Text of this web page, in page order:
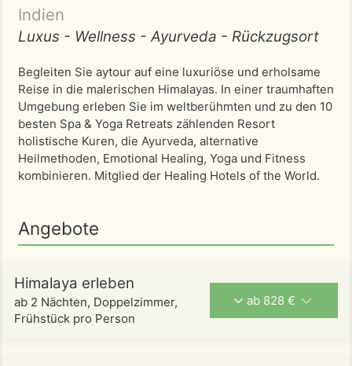
Indien
Luxus - Wellness - Ayurveda - Rückzugsort
Begleiten Sie aytour auf eine luxuriöse und erholsame
Reise in die malerischen Himalayas. In einer traumhaften
Umgebung erleben Sie im weltberühmten und zu den 10
besten Spa & Yoga Retreats zählenden Resort
holistische Kuren, die Ayurveda, alternative
Heilmethoden, Emotional Healing, Yoga und Fitness
kombinieren. Mitglied der Healing Hotels of the World.
Angebote
Himalaya erleben
ab 2 Nächten, Doppelzimmer,
Frühstück pro Person
ab 828 €